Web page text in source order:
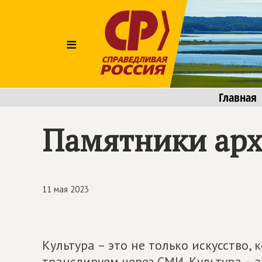
≡
Главная
Памятники
11 мая 2023
Культура – это не только